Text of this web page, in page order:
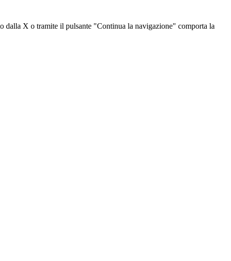
dalla X o tramite il pulsante "Continua la navigazione" comporta la